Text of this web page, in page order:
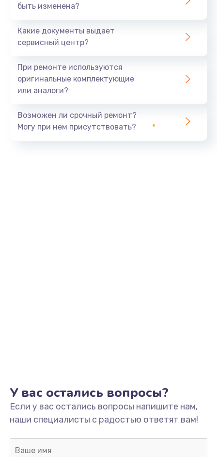
быть изменена?
Какие документы выдает
сервисный центр?
При ремонте используются
оригинальные комплектующие
или аналоги?
Возможен ли срочный ремонт?
Могу при нем присутствовать?
У вас остались вопросы?
Если у вас остались вопросы напишите нам,
наши специалисты с радостью ответят вам!